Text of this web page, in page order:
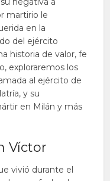
martirio le
en la
del ejército
historia de valor, fe
exploraremos los
al ejército de
y su
en Milán y más
Víctor
vivió durante el